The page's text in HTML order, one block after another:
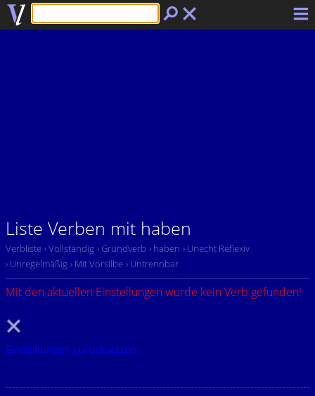
Liste Verben mit haben
Verbliste › Vollständig › Grundverb › haben › Unecht Reflexiv
› Unregelmäßig › Mit Vorsilbe › Untrennbar
Mit den aktuellen Einstellungen wurde kein Verb gefunden!
Einstellungen zurücksetzen.